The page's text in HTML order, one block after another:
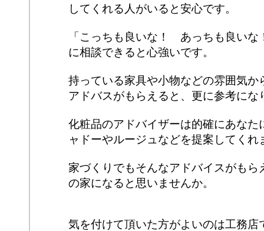
してくれる人がいると安心です。
「こっちも良いな！ あっちも良いな
に相談できると心強いです。
持っている家具や小物などの雰囲気か
アドバスがもらえると、更に参考にな
化粧品のアドバイザーは的確にあなた
ャドーやルージュなどを提案してくれ
家づくりでもそんなアドバイスがもら
の家になると思いませんか。
気を付けて頂いた方がよいのは工務店